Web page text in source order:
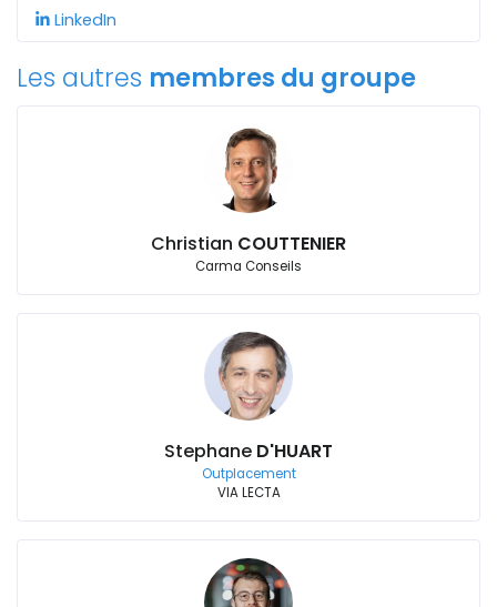
LinkedIn
Les autres membres du groupe
Christian COUTTENIER
Carma Conseils
Stephane D'HUART
Outplacement
VIA LECTA